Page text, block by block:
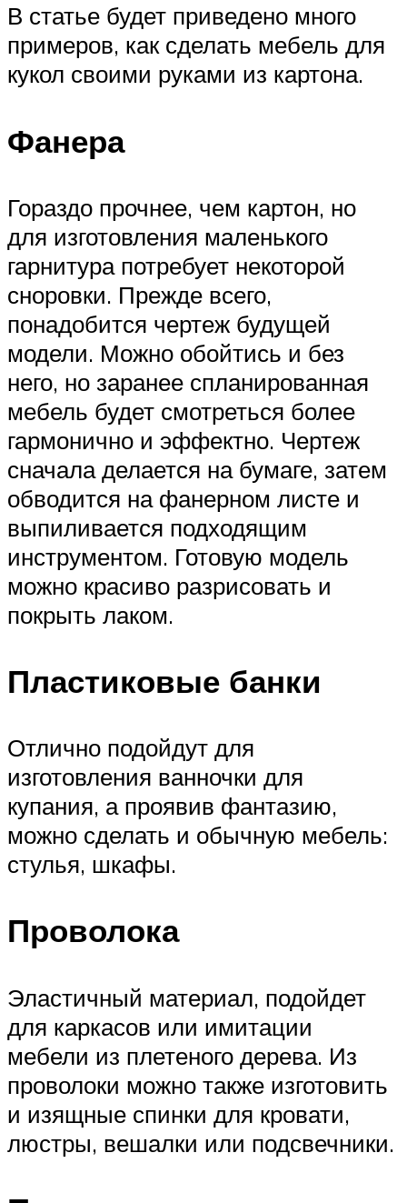
В статье будет приведено много
примеров, как сделать мебель для
кукол своими руками из картона.
Фанера
Гораздо прочнее, чем картон, но
для изготовления маленького
гарнитура потребует некоторой
сноровки. Прежде всего,
понадобится чертеж будущей
модели. Можно обойтись и без
него, но заранее спланированная
мебель будет смотреться более
гармонично и эффектно. Чертеж
сначала делается на бумаге, затем
обводится на фанерном листе и
выпиливается подходящим
инструментом. Готовую модель
можно красиво разрисовать и
покрыть лаком.
Пластиковые банки
Отлично подойдут для
изготовления ванночки для
купания, а проявив фантазию,
можно сделать и обычную мебель:
стулья, шкафы.
Проволока
Эластичный материал, подойдет
для каркасов или имитации
мебели из плетеного дерева. Из
проволоки можно также изготовить
и изящные спинки для кровати,
люстры, вешалки или подсвечники.